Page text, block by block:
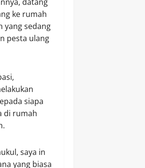
ke rumah
yang sedang
pesta ulang
siapa
di rumah
saya in
yang biasa